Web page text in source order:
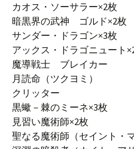
カオス・ソーサラー×2枚
暗黒界の武神 ゴルド×2枚
サンダー・ドラゴン×3枚
アックス・ドラゴニュート
魔導戦士 ブレイカー
月読命（ツクヨミ）
クリッター
黒蠍－棘のミーネ×3枚
見習い魔術師×2枚
聖なる魔術師（セイント・